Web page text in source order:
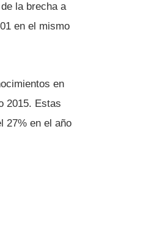
la brecha a
en el mismo
en
2015. Estas
27% en el año